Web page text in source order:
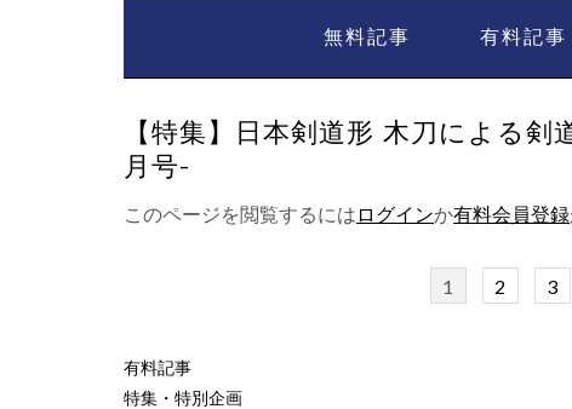
無料記事 有料記事
【特集】日本剣道形 木刀による
月号-
このページを閲覧するには ログインか有料会員登録
1 2 3
有料記事
特集・特別企画